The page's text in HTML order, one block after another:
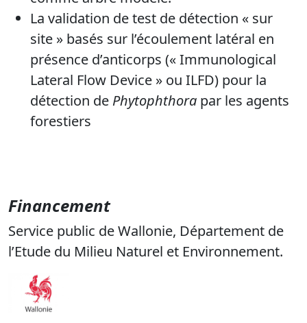
La validation de test de détection « sur
site » basés sur l’écoulement latéral en
présence d’anticorps (« Immunological
Lateral Flow Device » ou ILFD) pour la
détection de Phytophthora par les agents
forestiers
Financement
Service public de Wallonie, Département de
l’Etude du Milieu Naturel et Environnement.